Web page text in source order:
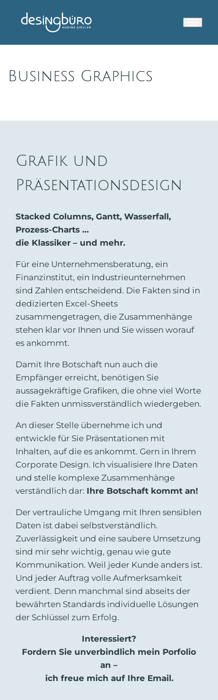
Business Graphics
Grafik und
Präsentationsdesign
Stacked Columns, Gantt, Wasserfall,
Prozess-Charts …
die Klassiker – und mehr.
Für eine Unternehmensberatung, ein
Finanzinstitut, ein Industrieunternehmen
sind Zahlen entscheidend. Die Fakten sind in
dedizierten Excel-Sheets
zusammengetragen, die Zusammenhänge
stehen klar vor Ihnen und Sie wissen worauf
es ankommt.
Damit Ihre Botschaft nun auch die
Empfänger erreicht, benötigen Sie
aussagekräftige Grafiken, die ohne viel Worte
die Fakten unmissverständlich wiedergeben.
An dieser Stelle übernehme ich und
entwickle für Sie Präsentationen mit
Inhalten, auf die es ankommt. Gern in Ihrem
Corporate Design. Ich visualisiere Ihre Daten
und stelle komplexe Zusammenhänge
verständlich dar: Ihre Botschaft kommt an!
Der vertrauliche Umgang mit Ihren sensiblen
Daten ist dabei selbstverständlich.
Zuverlässigkeit und eine saubere Umsetzung
sind mir sehr wichtig, genau wie gute
Kommunikation. Weil jeder Kunde anders ist.
Und jeder Auftrag volle Aufmerksamkeit
verdient. Denn manchmal sind abseits der
bewährten Standards individuelle Lösungen
der Schlüssel zum Erfolg.
Interessiert?
Fordern Sie unverbindlich mein Porfolio
an –
ich freue mich auf Ihre Email.